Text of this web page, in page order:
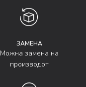
ЗАМЕНА
Можна замена на
производот